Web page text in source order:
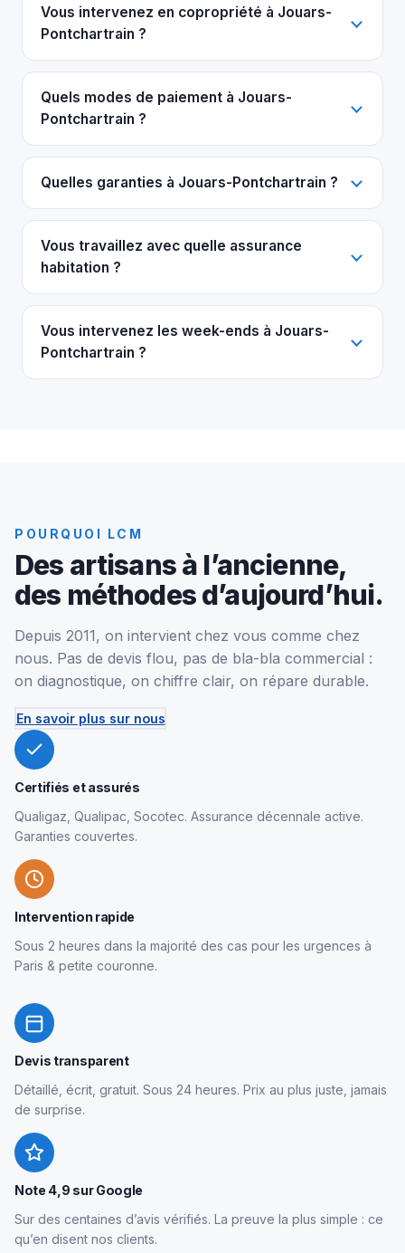
Vous intervenez en copropriété à Jouars-
Pontchartrain ?
Quels modes de paiement à Jouars-
Pontchartrain ?
Quelles garanties à Jouars-Pontchartrain ?
Vous travaillez avec quelle assurance
habitation ?
Vous intervenez les week-ends à Jouars-
Pontchartrain ?
POURQUOI LCM
Des artisans à l’ancienne,
des méthodes d’aujourd’hui.
Depuis 2011, on intervient chez vous comme chez
nous. Pas de devis flou, pas de bla-bla commercial :
on diagnostique, on chiffre clair, on répare durable.
En savoir plus sur nous
Certifiés et assurés
Qualigaz, Qualipac, Socotec. Assurance décennale active.
Garanties couvertes.
Intervention rapide
Sous 2 heures dans la majorité des cas pour les urgences à
Paris & petite couronne.
Devis transparent
Détaillé, écrit, gratuit. Sous 24 heures. Prix au plus juste, jamais
de surprise.
Note 4,9 sur Google
Sur des centaines d’avis vérifiés. La preuve la plus simple : ce
qu’en disent nos clients.